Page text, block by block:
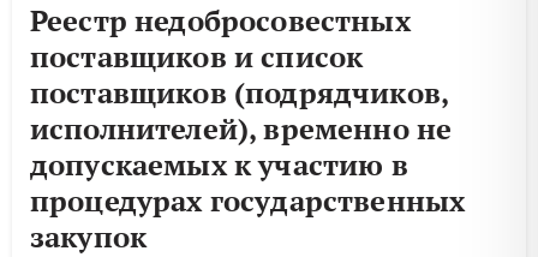
Реестр недобросовестных
поставщиков и список
поставщиков (подрядчиков,
исполнителей), временно не
допускаемых к участию в
процедурах государственных
закупок